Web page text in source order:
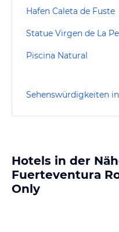
Hafen Caleta de Fuste
Piscina Natural
Sehenswürdigkeiten
Hotels in der
Fuerteventura
Only